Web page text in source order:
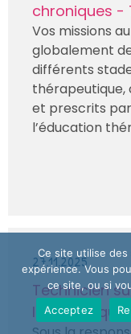
chroniques -
Vos missions
globalement
différents
thérapeutique,
et prescrits
l’éducation
27.11.2025
Technicien
Informatique
Ce site utilise
expérience. Vous
ce site, ou si
Acceptez